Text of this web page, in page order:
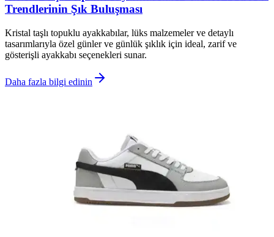
Trendlerinin Şık Buluşması
Kristal taşlı topuklu ayakkabılar, lüks malzemeler ve detaylı
tasarımlarıyla özel günler ve günlük şıklık için ideal, zarif ve
gösterişli ayakkabı seçenekleri sunar.
Daha fazla bilgi edinin